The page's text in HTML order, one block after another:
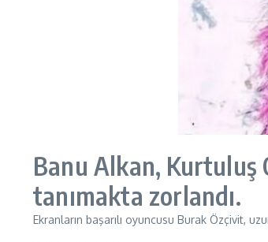
Banu Alkan, Kurtuluş
tanımakta zorlandı.
Ekranların başarılı oyuncusu Burak Özçivit,